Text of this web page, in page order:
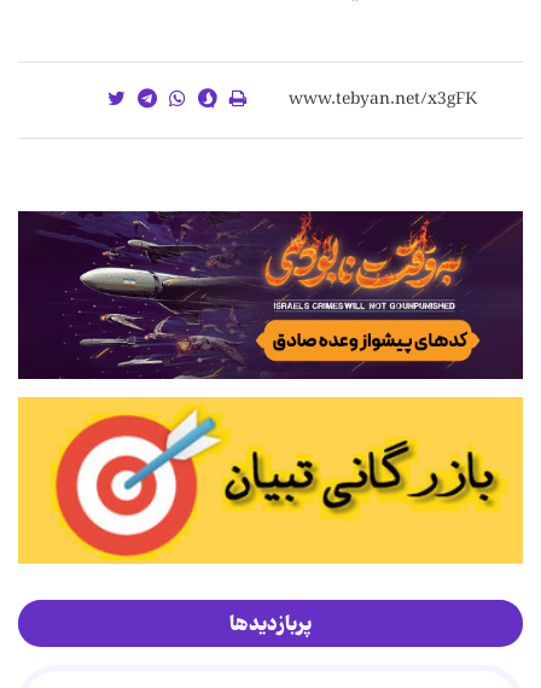
پربازدیدها